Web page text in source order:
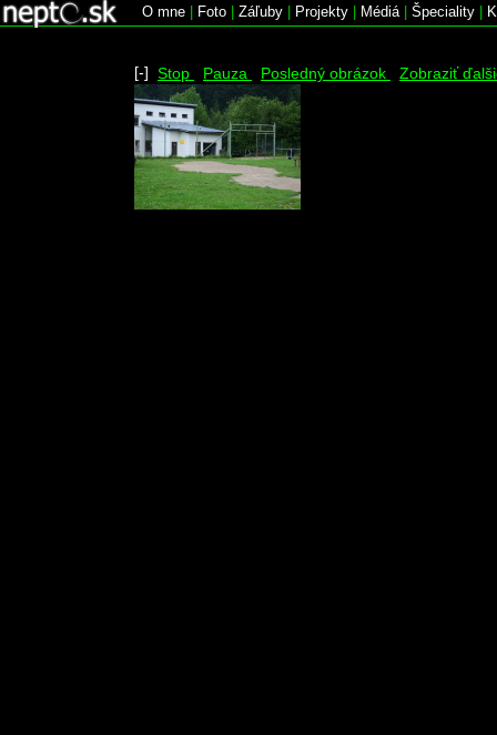
O mne Foto Záľuby Projekty Médiá| Špeciality
[-] Stop Pauza Posledný obrázok Zobraziť